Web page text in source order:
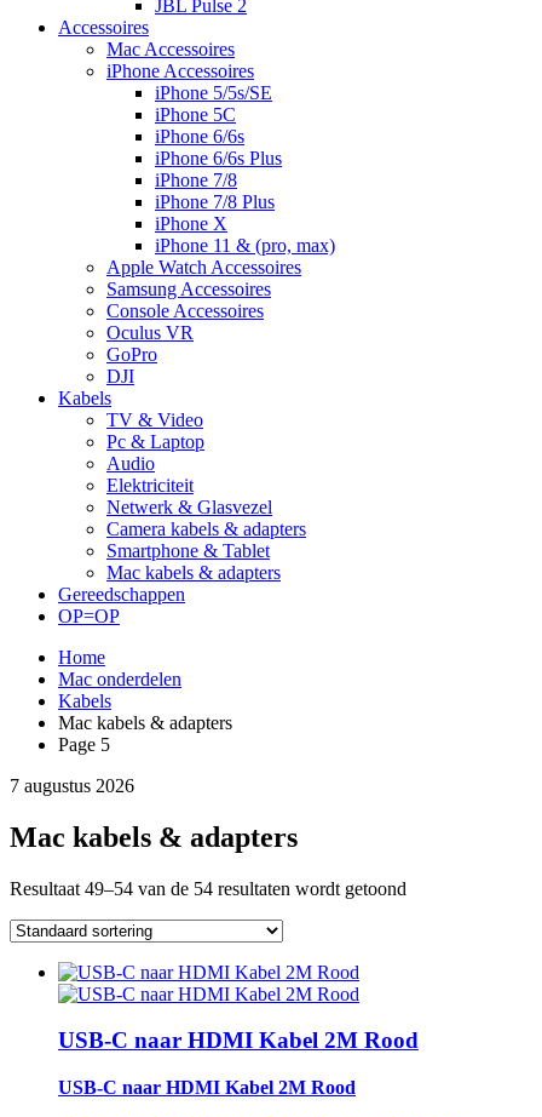
JBL Pulse 2
Accessoires
Mac Accessoires
iPhone Accessoires
iPhone 5/5s/SE
iPhone 5C
iPhone 6/6s
iPhone 6/6s Plus
iPhone 7/8
iPhone 7/8 Plus
iPhone X
iPhone 11 & (pro, max)
Apple Watch Accessoires
Samsung Accessoires
Console Accessoires
Oculus VR
GoPro
DJI
Kabels
TV & Video
Pc & Laptop
Audio
Elektriciteit
Netwerk & Glasvezel
Camera kabels & adapters
Smartphone & Tablet
Mac kabels & adapters
Gereedschappen
OP=OP
Home
Mac onderdelen
Kabels
Mac kabels & adapters
Page 5
7 augustus 2026
Mac kabels & adapters
Resultaat 49–54 van de 54 resultaten wordt getoond
USB-C naar HDMI Kabel 2M Rood
USB-C naar HDMI Kabel 2M Rood